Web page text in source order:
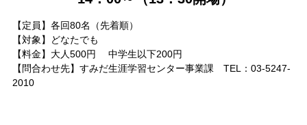
【定員】各回80名（先着順）
【対象】どなたでも
【料金】大人500円 中学生以下200円
【問合わせ先】すみだ生涯学習センター事業課 TEL：03-5247-
2010